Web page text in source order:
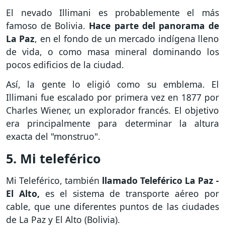
El nevado Illimani es probablemente el más
famoso de Bolivia. Hace parte del panorama de
La Paz, en el fondo de un mercado indígena lleno
de vida, o como masa mineral dominando los
pocos edificios de la ciudad.
Así, la gente lo eligió como su emblema. El
Illimani fue escalado por primera vez en 1877 por
Charles Wiener, un explorador francés. El objetivo
era principalmente para determinar la altura
exacta del "monstruo".
5. Mi teleférico
Mi Teleférico, también llamado Teleférico La Paz -
El Alto, es el sistema de transporte aéreo por
cable, que une diferentes puntos de las ciudades
de La Paz y El Alto (Bolivia).